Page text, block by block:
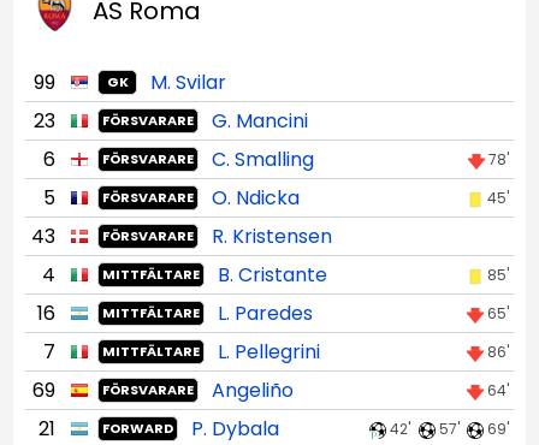
AS Roma
99 GK
M. Svilar
23
FÖRSVARARE
G. Mancini
6
FÖRSVARARE C. Smalling 78'
5 FÖRSVARARE O. Ndicka 45'
43 FÖRSVARARE
R. Kristensen
4
MITTFÄLTARE B. Cristante 85'
16 MITTFÄLTARE L. Paredes 65'
7 MITTFÄLTARE L. Pellegrini 86'
69 FÖRSVARARE Angeliño 64'
21 FORWARD P. Dybala 42' 57' 69'